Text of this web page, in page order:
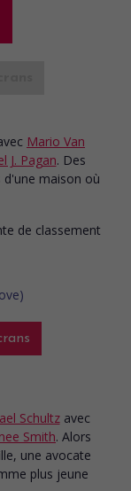
Mario Van
J. Pagan. Des
maison où
Schultz avec
Smith. Alors
une avocate
plus jeune